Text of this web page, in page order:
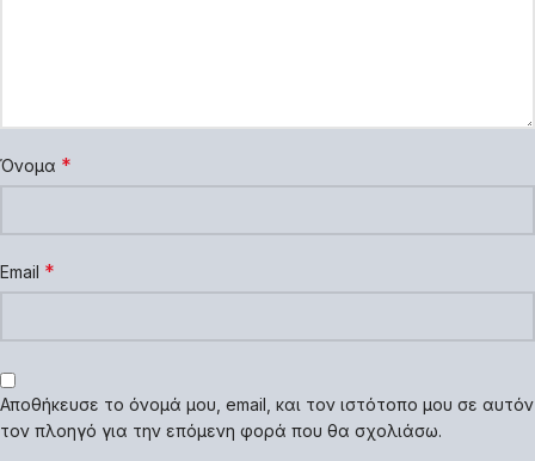
Όνομα *
Email *
Αποθήκευσε το όνομά μου, email, και τον ιστότοπο μου σε αυτόν
τον πλοηγό για την επόμενη φορά που θα σχολιάσω.